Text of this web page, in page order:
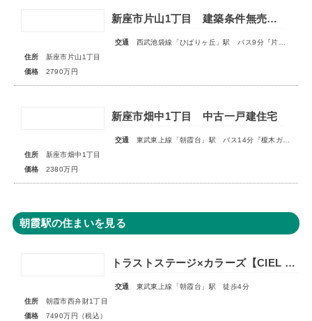
新座市片山1丁目 建築条件無売地 全1区画
交通
西武池袋線「ひばりヶ丘」駅 バス9分『片山小学校』停歩3分
住所
新座市片山1丁目
価格
2790万円
新座市畑中1丁目 中古一戸建住宅
交通
東武東上線「朝霞台」駅 バス14分『榎木ガード』停歩2分
住所
新座市畑中1丁目
価格
2380万円
朝霞駅の住まいを見る
トラストステージ×カラーズ【CIEL VILLA】朝霞市西弁財1丁目2期 ★限定1棟 販売開始★
交通
東武東上線「朝霞台」駅 徒歩4分
住所
朝霞市西弁財1丁目
価格
7490万円（税込）